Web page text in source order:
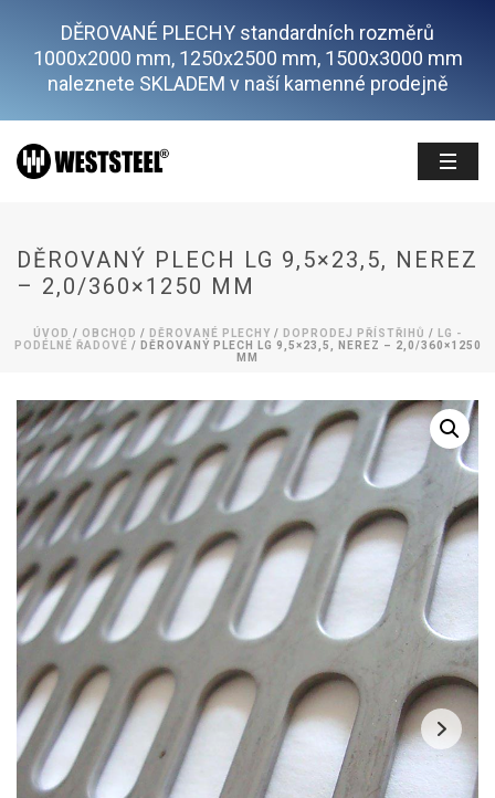
DĚROVANÉ PLECHY standardních rozměrů
1000x2000 mm, 1250x2500 mm, 1500x3000 mm
naleznete SKLADEM v naší kamenné prodejně
DĚROVANÝ PLECH LG 9,5×23,5, NEREZ
– 2,0/360×1250 MM
ÚVOD / OBCHOD / DĚROVANÉ PLECHY / DOPRODEJ PŘÍSTŘIHŮ /
LG -
PODÉLNÉ ŘADOVÉ / DĚROVANÝ PLECH LG 9,5×23,5, NEREZ – 2,0/360×1250
MM